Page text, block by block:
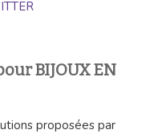
BIJOUX EN
proposées par